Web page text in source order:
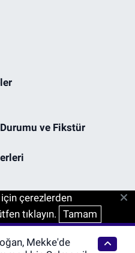
ve Fikstür
çerezlerden
tıklayın. Tamam
Mekke'de